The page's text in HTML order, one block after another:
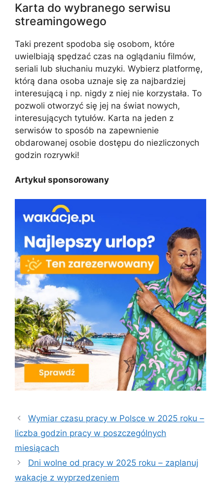
Karta do wybranego serwisu
streamingowego
Taki prezent spodoba się osobom, które
uwielbiają spędzać czas na oglądaniu filmów,
seriali lub słuchaniu muzyki. Wybierz platformę,
którą dana osoba uznaje się za najbardziej
interesującą i np. nigdy z niej nie korzystała. To
pozwoli otworzyć się jej na świat nowych,
interesujących tytułów. Karta na jeden z
serwisów to sposób na zapewnienie
obdarowanej osobie dostępu do niezliczonych
godzin rozrywki!
Artykuł sponsorowany
Wymiar czasu pracy w Polsce w 2025 roku –
liczba godzin pracy w poszczególnych
miesiącach
Dni wolne od pracy w 2025 roku – zaplanuj
wakacje z wyprzedzeniem